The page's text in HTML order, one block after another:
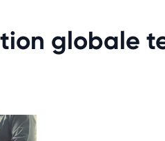
globale